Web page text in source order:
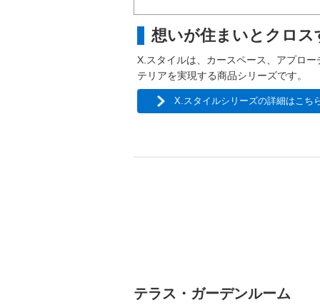
想いが住まいとクロス
X.スタイルは、カースペース、アプロ
テリアを実現する商品シリーズです。
X.スタイルシリーズの詳細はこち
テラス・ガーデンルーム